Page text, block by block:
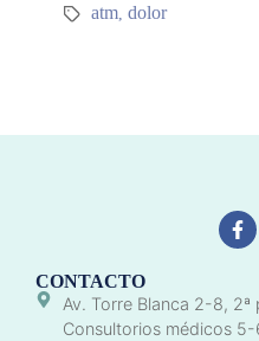
atm,dolor
CONTACTO
Av. Torre Blanca 2-8, 2ª
Consultorios médicos 5-